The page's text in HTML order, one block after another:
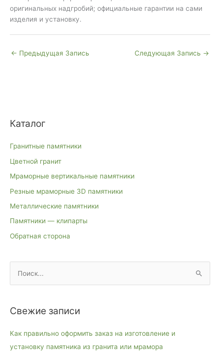
Каталог
Гранитные памятники
Цветной гранит
Мраморные вертикальные памятники
Резные мраморные 3D памятники
Металлические памятники
Памятники — клипарты
Обратная сторона
с
Свежие записи
Как правильно оформить заказ на изготовление и
установку памятника из гранита или мрамора
оригинальных надгробий; официальные гарантии на сами
изделия и установку.
← Предыдущая Запись Следующая Запись →